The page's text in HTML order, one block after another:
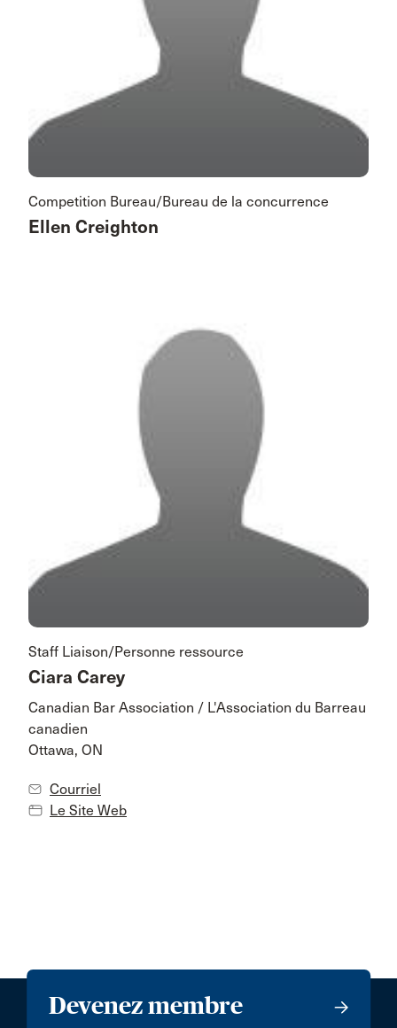
Competition Bureau/Bureau de la concurrence
Ellen Creighton
Staff Liaison/Personne ressource
Ciara Carey
Canadian Bar Association / L'Association du Barreau
canadien
Ottawa, ON
Courriel
Le Site Web
Devenez membre